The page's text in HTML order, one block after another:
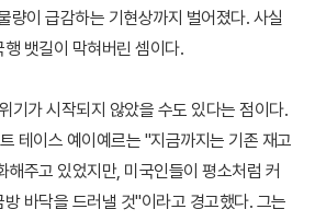
량이 급감하는 기현상까지 벌어졌다. 사실
뱃길이 막혀버린 셈이다.
기가 시작되지 않았을 수도 있다는 점이다.
테이스 예이예르는 "지금까지는 기존 재고
해주고 있었지만, 미국인들이 평소처럼 커
바닥을 드러낼 것"이라고 경고했다. 그는